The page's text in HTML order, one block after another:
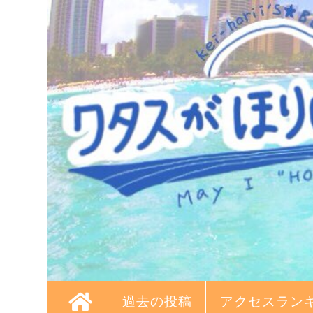
過去の投稿 アクセスラン